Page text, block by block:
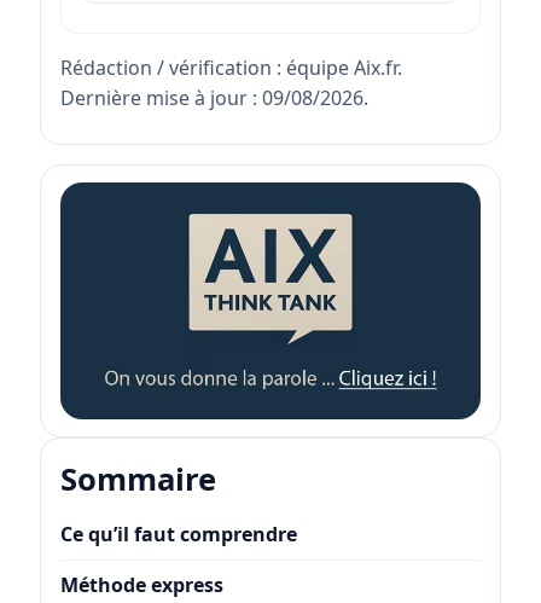
Rédaction / vérification : équipe Aix.fr.
Dernière mise à jour : 09/08/2026.
Sommaire
Ce qu’il faut comprendre
Méthode express